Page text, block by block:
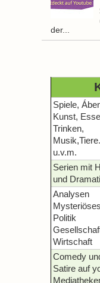
der...
Spiele,
Kunst,
Trinken,
u.v.m.
Serien mit
und
Analysen
Mysteriöses
Politik
Wirtschaft
Comedy
Satire auf